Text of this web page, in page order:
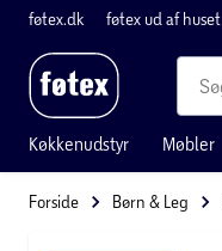
føtex.dk føtex ud af huset
Køkkenudstyr Møbler
Forside Børn & Leg